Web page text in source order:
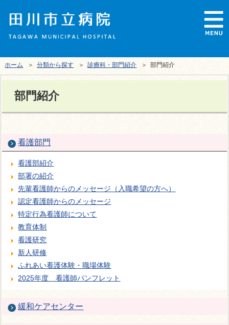
ホーム ＞分類から探す ＞診療科・部門紹介 ＞ 部門紹介
部門紹介
看護部門
看護部紹介
部署の紹介
先輩看護師からのメッセージ（入職希望の方へ）
認定看護師からのメッセージ
特定行為看護師について
教育体制
看護研究
新人研修
ふれあい看護体験・職場体験
2025年度 看護師パンフレット
緩和ケアセンター